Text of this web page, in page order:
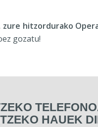
zure hitzordurako
gozatu!
HAUEK